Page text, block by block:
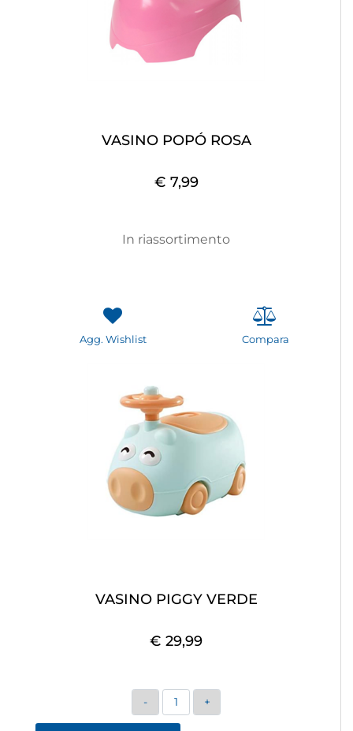
VASINO POPÓ ROSA
€ 7,99
In riassortimento
Agg. Wishlist Compara
VASINO PIGGY VERDE
€ 29,99
Quantità